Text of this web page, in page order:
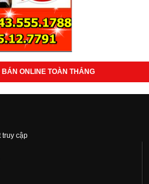
ONLINE TOÀN THẮNG
truy cập